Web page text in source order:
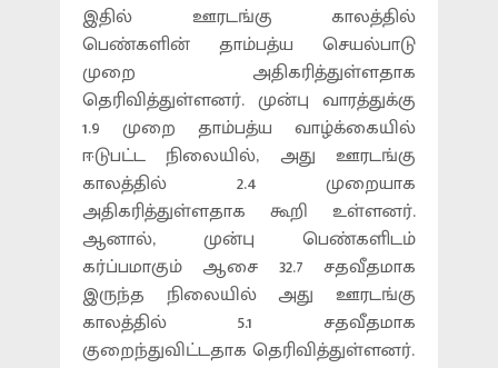
இதில் ஊரடங்கு காலத்தில்
பெண்களின் தாம்பத்ய செயல்பாடு
முறை அதிகரித்துள்ளதாக
தெரிவித்துள்ளனர். முன்பு வாரத்துக்கு
1.9 முறை தாம்பத்ய வாழ்க்கையில்
ஈடுபட்ட நிலையில், அது ஊரடங்கு
காலத்தில் 2.4 முறையாக
அதிகரித்துள்ளதாக கூறி உள்ளனர்.
ஆனால், முன்பு பெண்களிடம்
கர்ப்பமாகும் ஆசை 32.7 சதவீதமாக
இருந்த நிலையில் அது ஊரடங்கு
காலத்தில் 5.1 சதவீதமாக
குறைந்துவிட்டதாக தெரிவித்துள்ளனர்.